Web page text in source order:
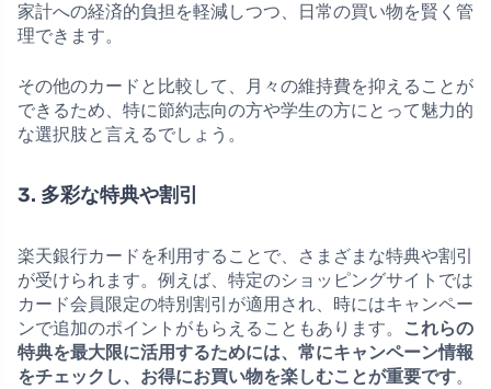
家計への経済的負担を軽減しつつ、日常の買い物を賢く管
理できます。
その他のカードと比較して、月々の維持費を抑えることが
できるため、特に節約志向の方や学生の方にとって魅力的
な選択肢と言えるでしょう。
3. 多彩な特典や割引
楽天銀行カードを利用することで、さまざまな特典や割引
が受けられます。例えば、特定のショッピングサイトでは
カード会員限定の特別割引が適用され、時にはキャンペー
ンで追加のポイントがもらえることもあります。
これらの
特典を最大限に活用するためには、常にキャンペーン情報
をチェックし、お得にお買い物を楽しむことが重要です。